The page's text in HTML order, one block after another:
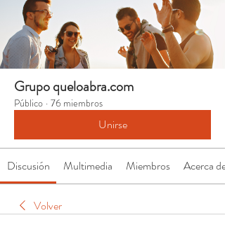
Grupo queloabra.com
Público · 76 miembros
Unirse
Discusión Multimedia Miembros Acerca de
Volver